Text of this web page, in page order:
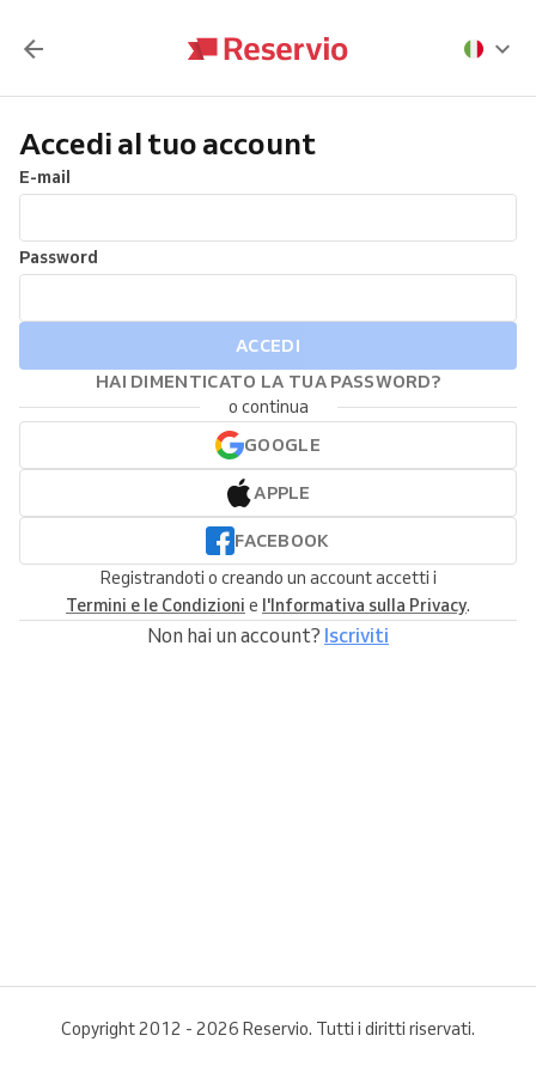
Accedi al tuo account
E-mail
Password
ACCEDI
HAI DIMENTICATO LA TUA PASSWORD?
o continua
GOOGLE
APPLE
FACEBOOK
Registrandoti o creando un account accetti i
Termini e le Condizioni e l'Informativa sulla Privacy.
Non hai un account? Iscriviti
Copyright 2012 - 2026 Reservio. Tutti i diritti riservati.